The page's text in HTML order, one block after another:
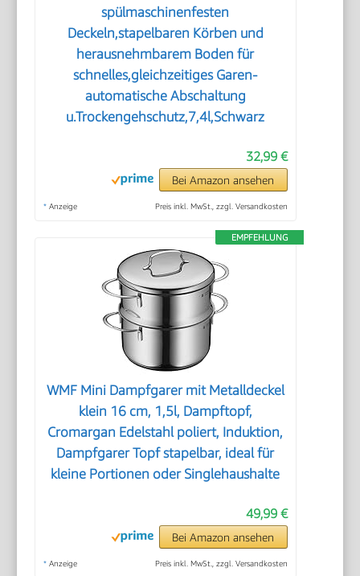
spülmaschinenfesten
Deckeln,stapelbaren Körben und
herausnehmbarem Boden für
schnelles,gleichzeitiges Garen-
automatische Abschaltung
u.Trockengehschutz,7,4l,Schwarz
32,99 €
Bei Amazon ansehen
* Anzeige Preis inkl. MwSt., zzgl. Versandkosten
EMPFEHLUNG
WMF Mini Dampfgarer mit Metalldeckel
klein 16 cm, 1,5l, Dampftopf,
Cromargan Edelstahl poliert, Induktion,
Dampfgarer Topf stapelbar, ideal für
kleine Portionen oder Singlehaushalte
49,99 €
Bei Amazon ansehen
* Anzeige Preis inkl. MwSt., zzgl. Versandkosten